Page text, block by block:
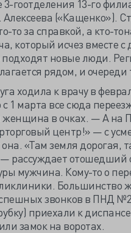
3-гоотделения 13-го
(«Кащенко»).
тоза справкой, а кто-то
который исчез вместе с
подходят новые люди.
рядом, и очереди
ходила к врачу в
с 1 марта все сюда
женщина в очках. — А на
центр!» — с
«Там земля дорогая,
рассуждает отошедший
мужчина. Кому-тоо
Большинство
звонков в ПНД
приехали к
замок на воротах.